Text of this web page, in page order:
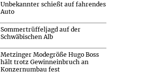
Unbekannter schießt auf fahrendes
Auto
Sommertrüffeljagd auf der
Schwäbischen Alb
Metzinger Modegröße Hugo Boss
hält trotz Gewinneinbruch an
Konzernumbau fest